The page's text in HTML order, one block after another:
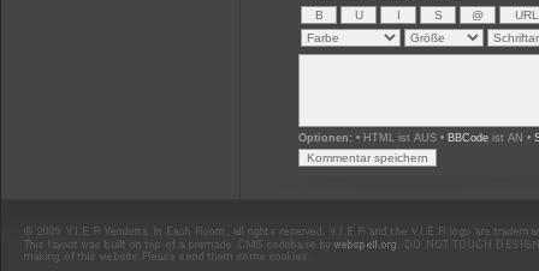
Optionen: • HTML ist AUS • BBCode ist AN •